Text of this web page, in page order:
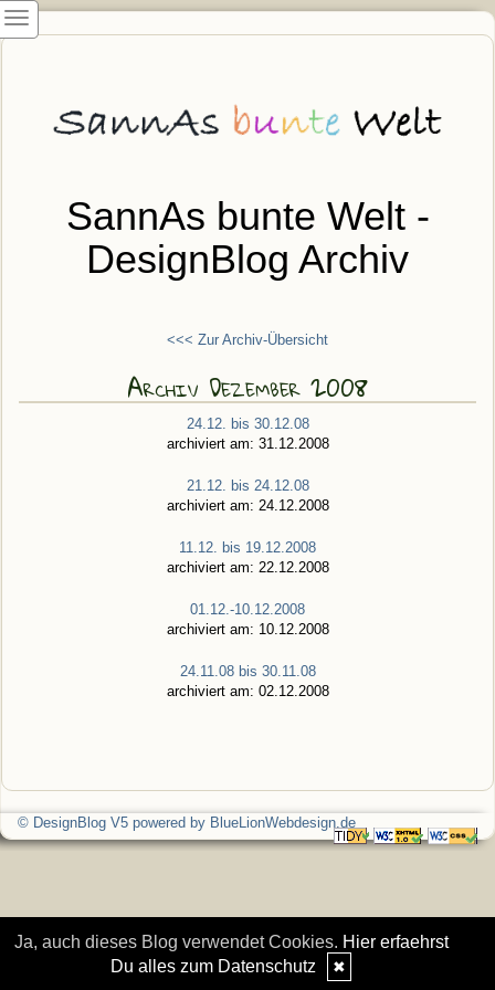
SannAs bunte Welt -
DesignBlog Archiv
<<< Zur Archiv-Übersicht
Archiv Dezember 2008
24.12. bis 30.12.08
archiviert am: 31.12.2008
21.12. bis 24.12.08
archiviert am: 24.12.2008
11.12. bis 19.12.2008
archiviert am: 22.12.2008
01.12.-10.12.2008
archiviert am: 10.12.2008
24.11.08 bis 30.11.08
archiviert am: 02.12.2008
© DesignBlog V5 powered by BlueLionWebdesign.de
Ja, auch dieses Blog verwendet Cookies. Hier erfaehrst
Du alles zum Datenschutz
✖